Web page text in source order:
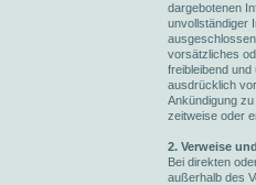
dargebotenen
unvollständiger
vorsätzliches
freibleibend
ausdrücklich
Ankündigung
zeitweise oder
2. Verweise
Bei direkten
außerhalb des